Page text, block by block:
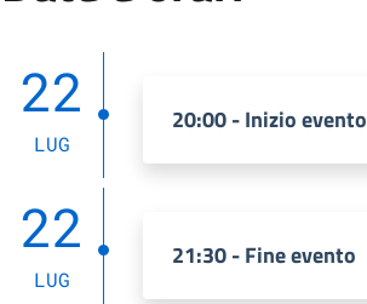
22
LUG
20:00 - Inizio evento
22
LUG
21:30 - Fine evento